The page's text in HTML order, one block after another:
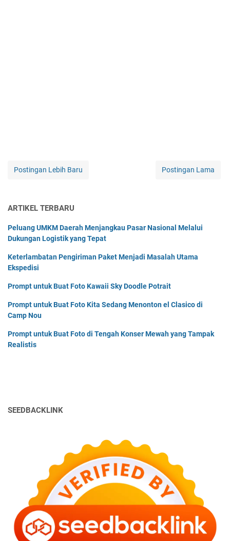
Postingan Lebih Baru Postingan Lama
ARTIKEL TERBARU
Peluang UMKM Daerah Menjangkau Pasar Nasional Melalui
Dukungan Logistik yang Tepat
Keterlambatan Pengiriman Paket Menjadi Masalah Utama
Ekspedisi
Prompt untuk Buat Foto Kawaii Sky Doodle Potrait
Prompt untuk Buat Foto Kita Sedang Menonton el Clasico di
Camp Nou
Prompt untuk Buat Foto di Tengah Konser Mewah yang Tampak
Realistis
SEEDBACKLINK